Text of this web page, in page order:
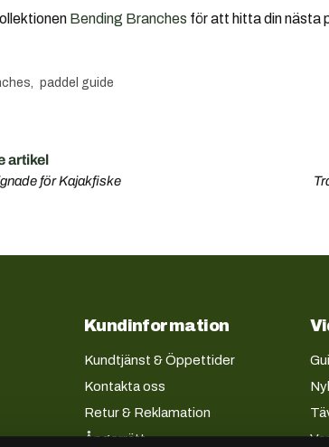
Bending Branches för att hitta din nästa
paddel guide
artikel
för Kajakfiske
Kundinformation
Kundtjänst & Öppettider
Kontakta oss
Retur & Reklamation
Ångerrätt